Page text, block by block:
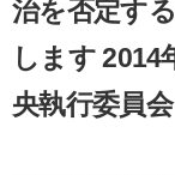
治を否定す
します
央執行委員会